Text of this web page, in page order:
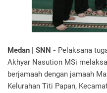
Medan | SNN - Pelaksana
Akhyar Nasution MSi
berjamaah dengan jamaah
Kelurahan Titi Papan,